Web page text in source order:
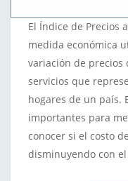
El Índice de Precios
medida económica
variación de precios
servicios que
hogares de un país.
importantes para
conocer si el costo
disminuyendo con